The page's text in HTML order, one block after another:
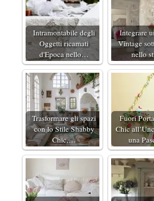
Intramontabile degli
Oggetti ricamati
d'Epoca nello…
Integrare
Vintage
nello
Trasformare gli spazi
con lo Stile Shabby
Chic,…
Fuori
Chic
una